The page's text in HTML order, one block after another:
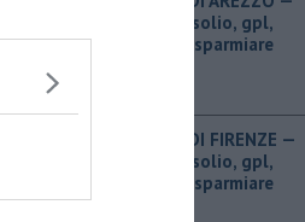
Benzina, gasolio, gpl,
ecco dove risparmiare
PROVINCIA DI FIRENZE — ​
Benzina, gasolio, gpl,
ecco dove risparmiare